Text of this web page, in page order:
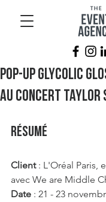
Pop-Up Glycolic
AU CONCERT
RÉSUMÉ
Client : L'Oréal Paris,
avec We are Middle
Date : 21 - 23